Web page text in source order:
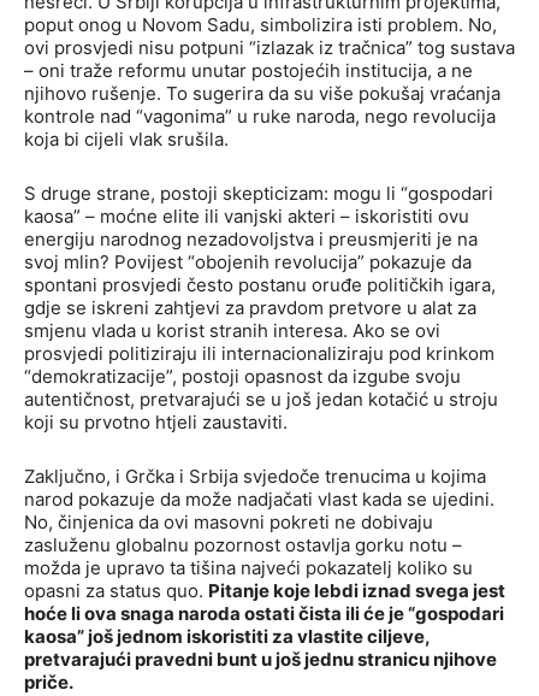
poput onog u Novom Sadu, simbolizira isti problem. No,
ovi prosvjedi nisu potpuni “izlazak iz tračnica” tog sustava
– oni traže reformu unutar postojećih institucija, a ne
njihovo rušenje. To sugerira da su više pokušaj vraćanja
kontrole nad “vagonima” u ruke naroda, nego revolucija
koja bi cijeli vlak srušila.
S druge strane, postoji skepticizam: mogu li “gospodari
kaosa” – moćne elite ili vanjski akteri – iskoristiti ovu
energiju narodnog nezadovoljstva i preusmjeriti je na
svoj mlin? Povijest “obojenih revolucija” pokazuje da
spontani prosvjedi često postanu oruđe političkih igara,
gdje se iskreni zahtjevi za pravdom pretvore u alat za
smjenu vlada u korist stranih interesa. Ako se ovi
prosvjedi politiziraju ili internacionaliziraju pod krinkom
“demokratizacije”, postoji opasnost da izgube svoju
autentičnost, pretvarajući se u još jedan kotačić u stroju
koji su prvotno htjeli zaustaviti.
Zaključno, i Grčka i Srbija svjedoče trenucima u kojima
narod pokazuje da može nadjačati vlast kada se ujedini.
No, činjenica da ovi masovni pokreti ne dobivaju
zasluženu globalnu pozornost ostavlja gorku notu –
možda je upravo ta tišina najveći pokazatelj koliko su
opasni za status quo. Pitanje koje lebdi iznad svega jest
hoće li ova snaga naroda ostati čista ili će je “gospodari
kaosa” još jednom iskoristiti za vlastite ciljeve,
pretvarajući pravedni bunt u još jednu stranicu njihove
priče.